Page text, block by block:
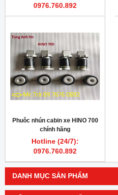
DANH MỤC SẢN PHẨM
0976.760.892
Phuôc nhún cabin xe HINO 700
chính hãng
Hotline (24/7):
0976.760.892